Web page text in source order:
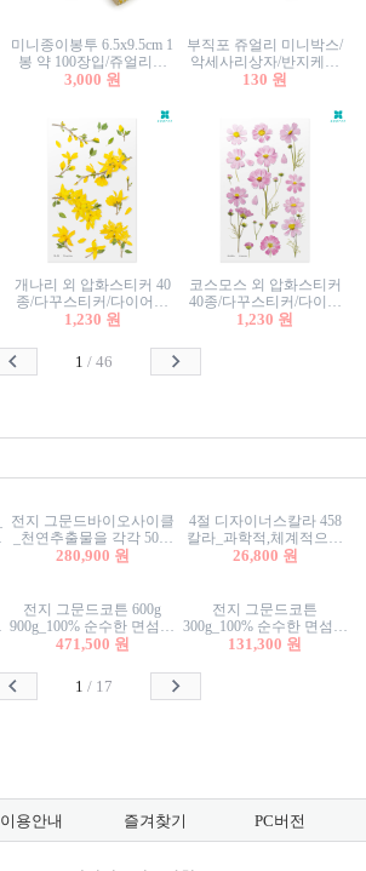
미니종이봉투 6.5x9.5cm 1
봉 약 100장입/쥬얼리봉
투/증명사진봉투/악세사
3,000 원
부직포 쥬얼리 미니박스/
악세사리상자/반지케이
스/반지상자/귀걸이상자/
130 원
개나리 외 압화스티커 40
종/다꾸스티커/다이어리
꾸미기/꽃스티커/자연물
1,230 원
코스모스 외 압화스티커
40종/다꾸스티커/다이어
리꾸미기/꽃스티커/자연
1,230 원
1 /46
전지 그문드바이오사이클
_천연추출물을 각각 50%
이상 함유한 친환경그래
280,900 원
4절 디자이너스칼라 458
칼라_과학적,체계적으로
분류된 200색을 갖춘 색지
26,800 원
전지 그문드코튼 600g
900g_100% 순수한 면섬유
로 만든 친환경프리미엄
471,500 원
전지 그문드코튼
300g_100% 순수한 면섬유
로 만든 친환경프리미엄
131,300 원
1 / 17
이용안내 즐겨찾기 PC버전